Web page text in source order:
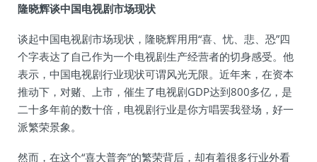
隆晓辉谈中国电视剧市场现状
谈起中国电视剧市场现状，隆晓辉用用“喜、忧、悲、恐”四
个字表达了自己作为一个电视剧生产经营者的切身感受。他
表示，中国电视剧行业现状可谓风光无限。近年来，在资本
推动下，对赌、上市，催生了电视剧GDP达到800多亿，是
二十多年前的数十倍，电视剧行业是你方唱罢我登场，好一
派繁荣景象。
然而，在这个“喜大普奔”的繁荣背后，却有着很多行业外看